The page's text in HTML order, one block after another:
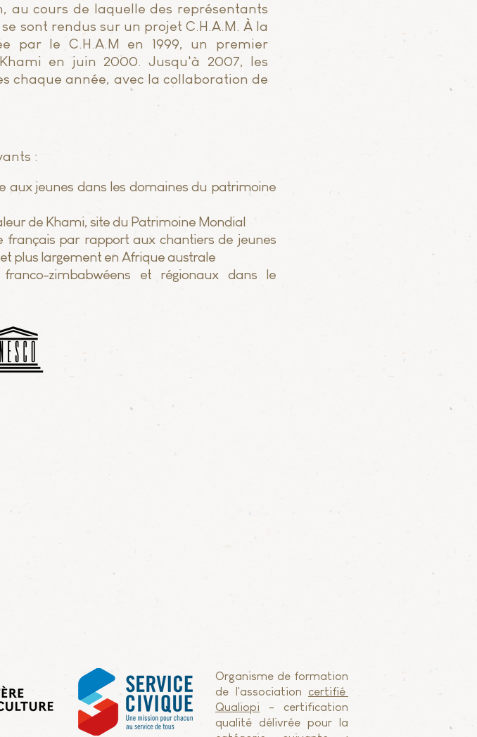
au cours de laquelle des représentants
sont rendus sur un projet C.H.A.M. À la
par le C.H.A.M en 1999, un premier
en juin 2000. Jusqu'à 2007, les
chaque année, avec la collaboration de
:
jeunes dans les domaines du patrimoine
de Khami, site du Patrimoine Mondial
français par rapport aux chantiers de jeunes
plus largement en Afrique australe
zimbabwéens et régionaux dans le
Organisme de formation
de l'association certifié
Qualiopi - certification
qualité délivrée pour la